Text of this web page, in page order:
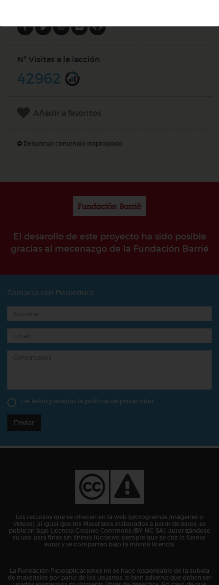
Nº Visitas a la lección
42962
Añadir a favoritos
Denunciar contenido inapropiado
El desarollo de este proyecto ha sido posible
gracias al mecenazgo de la Fundación Barrié
Contacta con Pictoeduca
He leído y acepto la política de privacidad
Enviar
Los recursos que se ofrecen en la web (pictogramas,imágenes o
vídeos), al igual que los Materiales elaborados a partir de éstos, se
publican bajo Licencia Creative Commons (BY-NC-SA), autorizándose
su uso para fines sin ánimo lucrativo siempre que se cite la fuente,
autor y se compartan bajo la misma licencia.
La Fundación Pictoaplicaciones no se hace responsable de la subida
de materiales por parte de los usuarios, si bien advierte que deben ser